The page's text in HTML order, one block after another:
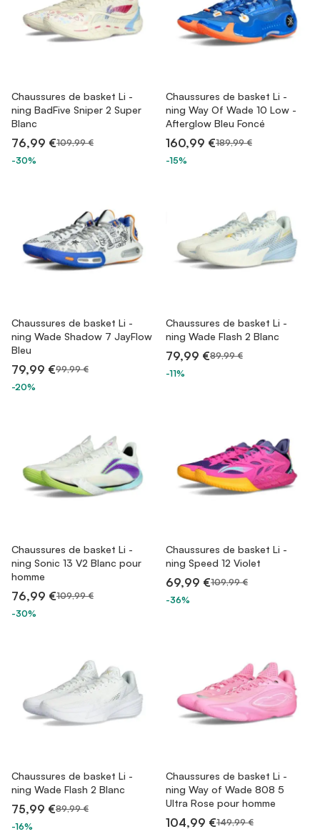
Chaussures de basket Li -
ning BadFive Sniper 2 Super
Blanc
76,99 €109,99 €
-30%
Chaussures de basket Li -
ning Way Of Wade 10 Low -
Afterglow Bleu Foncé
160,99 €189,99 €
-15%
Chaussures de basket Li -
ning Wade Shadow 7 JayFlow
Bleu
79,99 €99,99 €
-20%
Chaussures de basket Li -
ning Wade Flash 2 Blanc
79,99 €89,99 €
-11%
Chaussures de basket Li -
ning Sonic 13 V2 Blanc pour
homme
76,99 €109,99 €
-30%
Chaussures de basket Li -
ning Speed 12 Violet
69,99 €109,99 €
-36%
Chaussures de basket Li -
ning Wade Flash 2 Blanc
75,99 €89,99 €
-16%
Chaussures de basket Li -
ning Way of Wade 808 5
Ultra Rose pour homme
104,99 €149,99 €